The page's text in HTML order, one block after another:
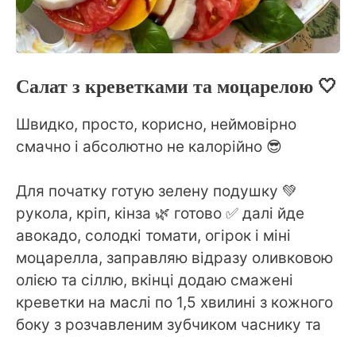
Салат з креветками та моцарелою 🤍
Швидко, просто, корисно, неймовірно
смачно і абсолютно не калорійно 😎
Для початку готую зелену подушку 💚
рукола, кріп, кінза 🌿 готово ✅ далі йде
авокадо, солодкі томати, огірок і міні
моцарелла, заправляю відразу оливковою
олією та сіллю, вкінці додаю смажені
креветки на маслі по 1,5 хвилині з кожного
боку з розчавленим зубчиком часнику та